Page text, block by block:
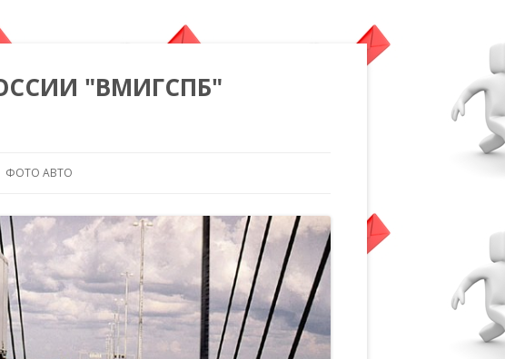
"ВМИГСПБ"
ФОТО АВТО